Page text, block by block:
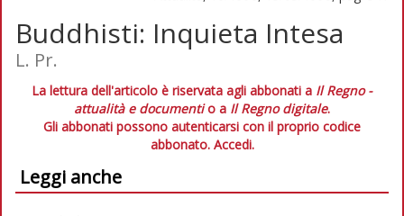
Buddhisti: Inquieta Intesa
L. Pr.
La lettura dell'articolo è riservata agli abbonati a Il Regno -
attualità e documentio a Il Regno digitale.
Gli abbonati possono autenticarsi con il proprio codice
abbonato. Accedi.
Leggi anche